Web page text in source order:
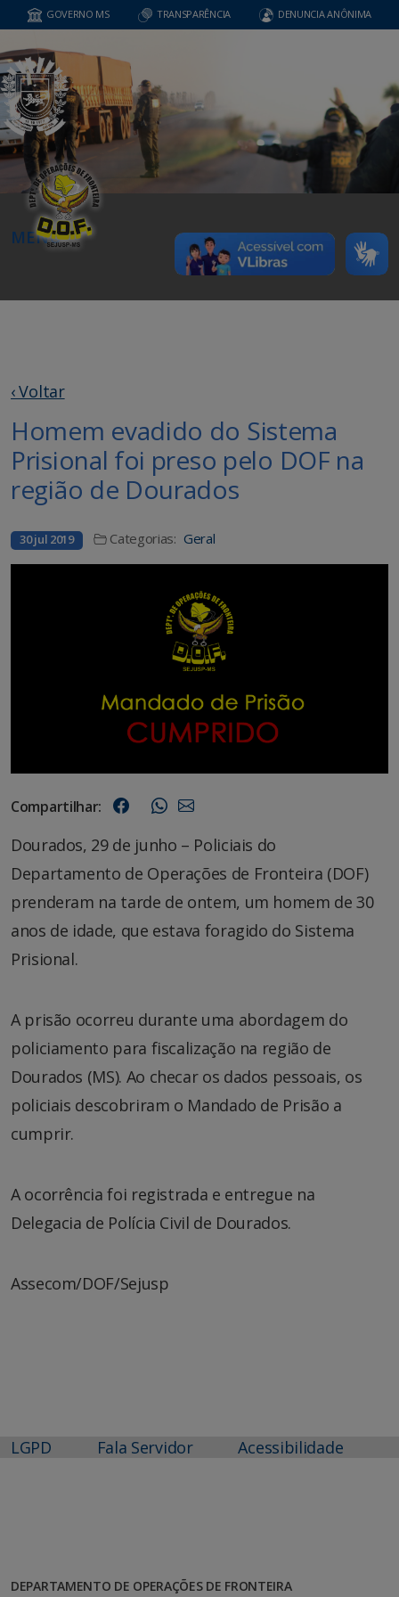
GOVERNO MS TRANSPARÊNCIA DENUNCIA ANÔNIMA
MENU
‹ Voltar
Homem evadido do Sistema
Prisional foi preso pelo DOF na
região de Dourados
30 jul 2019 Categorias: Geral
Compartilhar:
Dourados, 29 de junho – Policiais do
Departamento de Operações de Fronteira (DOF)
prenderam na tarde de ontem, um homem de 30
anos de idade, que estava foragido do Sistema
Prisional.
A prisão ocorreu durante uma abordagem do
policiamento para fiscalização na região de
Dourados (MS). Ao checar os dados pessoais, os
policiais descobriram o Mandado de Prisão a
cumprir.
A ocorrência foi registrada e entregue na
Delegacia de Polícia Civil de Dourados.
Assecom/DOF/Sejusp
LGPD Fala Servidor Acessibilidade
DEPARTAMENTO DE OPERAÇÕES DE FRONTEIRA